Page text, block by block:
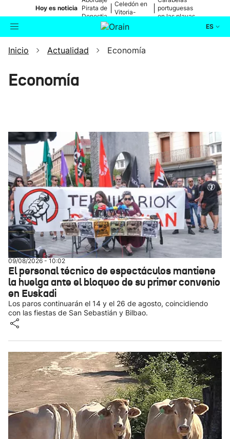
Hoy es noticia Pirata de
Donostia
Celedón en
Vitoria-
portuguesas
en las playas
ES
Buscador Actualidad
Ikusmiran
Eguraldia
Inicio Actualidad Economía
Economía
09/08/2026 - 10:02
El personal técnico de espectáculos mantiene
la huelga ante el bloqueo de su primer convenio
en Euskadi
Los paros continuarán el 14 y el 26 de agosto, coincidiendo
con las fiestas de San Sebastián y Bilbao.